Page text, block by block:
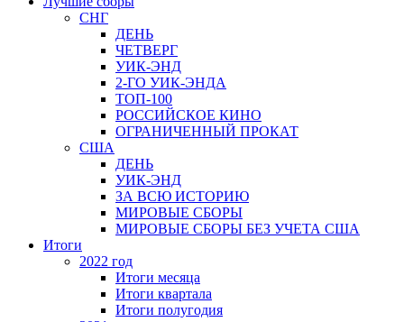
СНГ
ДЕНЬ
ЧЕТВЕРГ
УИК-ЭНД
2-ГО УИК-ЭНДА
ТОП-100
РОССИЙСКОЕ КИНО
ОГРАНИЧЕННЫЙ ПРОКАТ
США
ДЕНЬ
УИК-ЭНД
ЗА ВСЮ ИСТОРИЮ
МИРОВЫЕ СБОРЫ
МИРОВЫЕ СБОРЫ БЕЗ УЧЕТА США
Итоги
2022 год
Итоги месяца
Итоги квартала
Итоги полугодия